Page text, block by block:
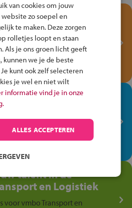
je kennis met het
Veilig
het Fiets Veilig Verkeersspel
een Cortina-fiets!
winkel ben je op je
via het vmbo jouw talent
de winkelvloer, waar elke dag
talent in de
en Logistiek
voor vmbo Transport en
van cookies om jouw
website zo soepel en
te maken. Deze zorgen
rolletjes loopt en staan
Als je ons groen licht geeft
kunnen we je de beste
kunt ook zelf selecteren
je wel en niet wilt
informatie vind je in onze
ALLES ACCEPTEREN